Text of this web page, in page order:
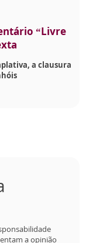
“Livre
a clausura
a opinião